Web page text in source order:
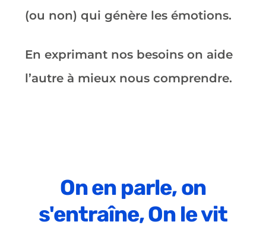
(ou non) qui génère les émotions.
En exprimant nos besoins on aide
l’autre à mieux nous comprendre.
On en parle, on
s'entraîne, On le vit